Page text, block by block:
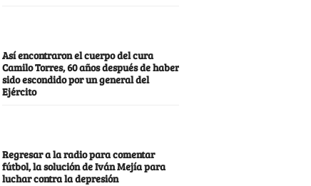
Así encontraron el cuerpo del cura
Camilo Torres, 60 años después de haber
sido escondido por un general del
Ejército
Regresar a la radio para comentar
fútbol, la solución de Iván Mejía para
luchar contra la depresión